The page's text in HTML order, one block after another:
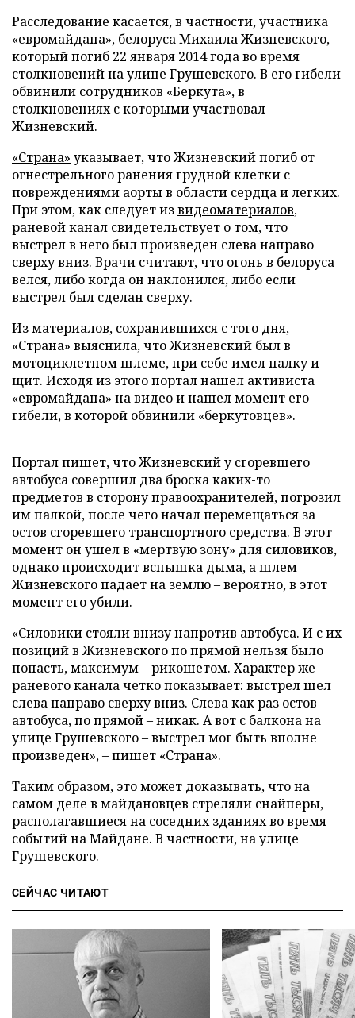
Расследование касается, в частности, участника
«евромайдана», белоруса Михаила Жизневского,
который погиб 22 января 2014 года во время
столкновений на улице Грушевского. В его гибели
обвинили сотрудников «Беркута», в
столкновениях с которыми участвовал
Жизневский.
«Страна» указывает, что Жизневский погиб от
огнестрельного ранения грудной клетки с
повреждениями аорты в области сердца и легких.
При этом, как следует извидеоматериалов,
раневой канал свидетельствует о том, что
выстрел в него был произведен слева направо
сверху вниз. Врачи считают, что огонь в белоруса
велся, либо когда он наклонился, либо если
выстрел был сделан сверху.
Из материалов, сохранившихся с того дня,
«Страна» выяснила, что Жизневский был в
мотоциклетном шлеме, при себе имел палку и
щит. Исходя из этого портал нашел активиста
«евромайдана» на видео и нашел момент его
гибели, в которой обвинили «беркутовцев».
Портал пишет, что Жизневский у сгоревшего
автобуса совершил два броска каких-то
предметов в сторону правоохранителей, погрозил
им палкой, после чего начал перемещаться за
остов сгоревшего транспортного средства. В этот
момент он ушел в «мертвую зону» для силовиков,
однако происходит вспышка дыма, а шлем
Жизневского падает на землю – вероятно, в этот
момент его убили.
«Силовики стояли внизу напротив автобуса. И с их
позиций в Жизневского по прямой нельзя было
попасть, максимум – рикошетом. Характер же
раневого канала четко показывает: выстрел шел
слева направо сверху вниз. Слева как раз остов
автобуса, по прямой – никак. А вот с балкона на
улице Грушевского – выстрел мог быть вполне
произведен», – пишет «Страна».
Таким образом, это может доказывать, что на
самом деле в майдановцев стреляли снайперы,
располагавшиеся на соседних зданиях во время
событий на Майдане. В частности, на улице
Грушевского.
СЕЙЧАС ЧИТАЮТ